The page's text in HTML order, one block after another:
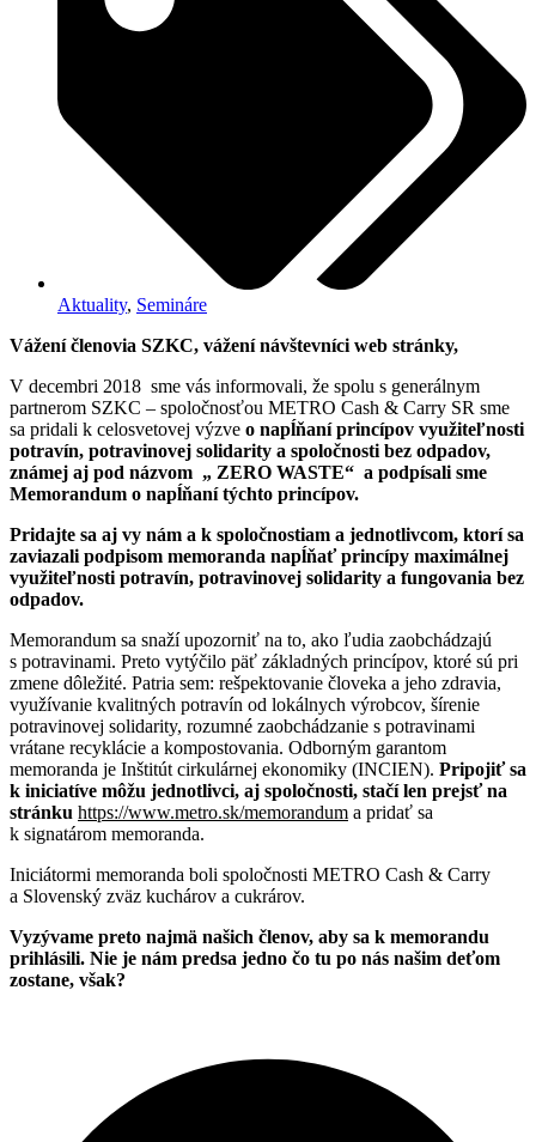
Aktuality, Semináre
Vážení členovia SZKC, vážení návštevníci web stránky,
V decembri 2018 sme vás informovali, že spolu s generálnym
partnerom SZKC – spoločnosťou METRO Cash & Carry SR sme
sa pridali k celosvetovej výzve o napĺňaní princípov využiteľnosti
potravín, potravinovej solidarity a spoločnosti bez odpadov,
známej aj pod názvom „ ZERO WASTE“ a podpísali sme
Memorandum o napĺňaní týchto princípov.
Pridajte sa aj vy nám a k spoločnostiam a jednotlivcom, ktorí sa
zaviazali podpisom memoranda napĺňať princípy maximálnej
využiteľnosti potravín, potravinovej solidarity a fungovania bez
odpadov.
Memorandum sa snaží upozorniť na to, ako ľudia zaobchádzajú
s potravinami. Preto vytýčilo päť základných princípov, ktoré sú pri
zmene dôležité. Patria sem: rešpektovanie človeka a jeho zdravia,
využívanie kvalitných potravín od lokálnych výrobcov, šírenie
potravinovej solidarity, rozumné zaobchádzanie s potravinami
vrátane recyklácie a kompostovania. Odborným garantom
memoranda je Inštitút cirkulárnej ekonomiky (INCIEN). Pripojiť sa
k iniciatíve môžu jednotlivci, aj spoločnosti, stačí len prejsť na
stránku https://www.metro.sk/memorandum a pridať sa
k signatárom memoranda.
Iniciátormi memoranda boli spoločnosti METRO Cash & Carry
a Slovenský zväz kuchárov a cukrárov.
Vyzývame preto najmä našich členov, aby sa k memorandu
prihlásili. Nie je nám predsa jedno čo tu po nás našim deťom
zostane, však?